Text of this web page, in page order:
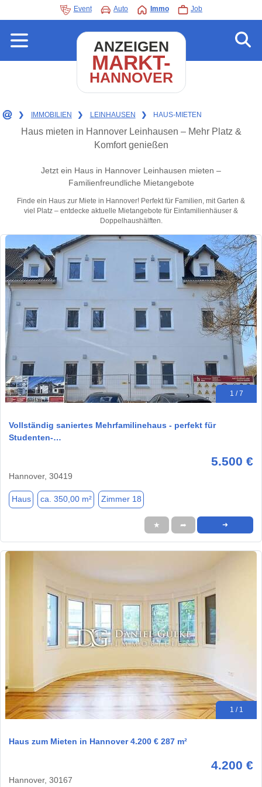
Event Auto Immo Job
ANZEIGEN
MARKT-
HANNOVER
❯ IMMOBILIEN ❯ LEINHAUSEN ❯ HAUS-MIETEN
Haus mieten in Hannover Leinhausen – Mehr Platz &
Komfort genießen
Jetzt ein Haus in Hannover Leinhausen mieten –
Familienfreundliche Mietangebote
Finde ein Haus zur Miete in Hannover! Perfekt für Familien, mit Garten &
viel Platz – entdecke aktuelle Mietangebote für Einfamilienhäuser &
Doppelhaushälften.
1 / 7
Vollständig saniertes Mehrfamilinehaus - perfekt für
Studenten-…
5.500 €
Hannover, 30419
Haus ca. 350,00 m² Zimmer 18
★ ➦ ➜
1 / 1
Haus zum Mieten in Hannover 4.200 € 287 m²
4.200 €
Hannover, 30167